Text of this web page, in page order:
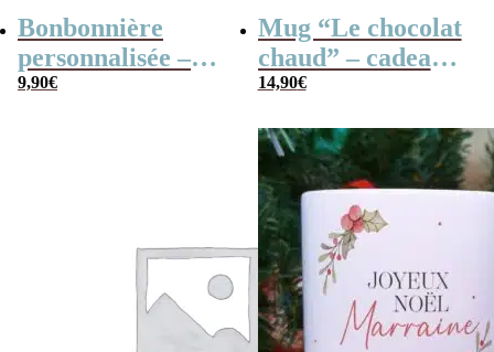
Bonbonnière
personnalisée –
300g mix de
9,90€
Mug “Le chocolat
chaud” – cadeau
personnalisé et ses
x10
14,90€